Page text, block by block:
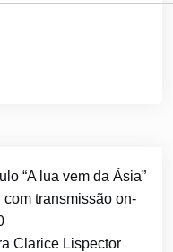
“A lua vem da Ásia”
transmissão on-
Clarice Lispector